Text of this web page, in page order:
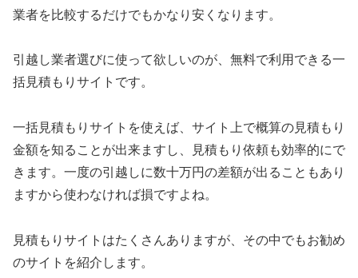
業者を比較するだけでもかなり安くなります。
引越し業者選びに使って欲しいのが、無料で利用できる一
括見積もりサイトです。
一括見積もりサイトを使えば、サイト上で概算の見積もり
金額を知ることが出来ますし、見積もり依頼も効率的にで
きます。一度の引越しに数十万円の差額が出ることもあり
ますから使わなければ損ですよね。
見積もりサイトはたくさんありますが、その中でもお勧め
のサイトを紹介します。